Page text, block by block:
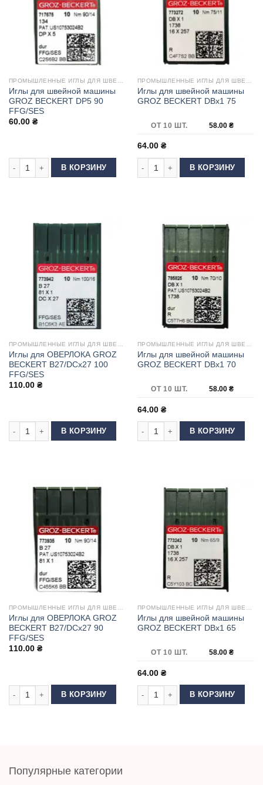
Иглы для швейной машины
GROZ BECKERT DP5 90
FFG/SES
60.00 ₴
Количество товара Иглы для швейной машины GROZ BECKERT DP5 90
В КОРЗИНУ
Иглы для швейной машины
GROZ BECKERT DBx1 75
ОТ 10 ШТ. 58.00 ₴
64.00 ₴
Количество товара Иглы для
В КОРЗИНУ
Иглы для ОВЕРЛОКА GROZ
BECKERT B27/DCx27 100
FFG/SES
110.00 ₴
Количество товара Иглы для ОВЕРЛОКА GROZ BECKERT B27/DCx27 100
В КОРЗИНУ
Иглы для швейной машины
GROZ BECKERT DBx1 70
ОТ 10 ШТ. 58.00 ₴
64.00 ₴
Количество товара Иглы для
В КОРЗИНУ
ПРОМЫШЛЕННЫЕ ИГЛЫ ДЛЯ ШВЕЙНЫХ МАШИН
Иглы для ОВЕРЛОКА GROZ
BECKERT B27/DCx27 90
FFG/SES
110.00 ₴
Количество товара Иглы для ОВЕРЛОКА GROZ BECKERT B27/DCx27 90
В КОРЗИНУ
ПРОМЫШЛЕННЫЕ ИГЛЫ ДЛЯ ШВЕЙНЫХ МАШИН
Иглы для швейной машины
GROZ BECKERT DBx1 65
ОТ 10 ШТ. 58.00 ₴
64.00 ₴
Количество товара Иглы для
В КОРЗИНУ
Популярные категории